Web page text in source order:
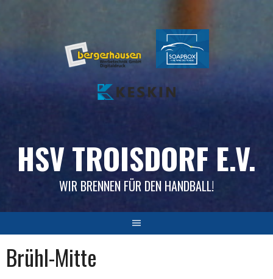
HSV TROISDORF E.V.
WIR BRENNEN FÜR DEN HANDBALL!
Brühl-Mitte